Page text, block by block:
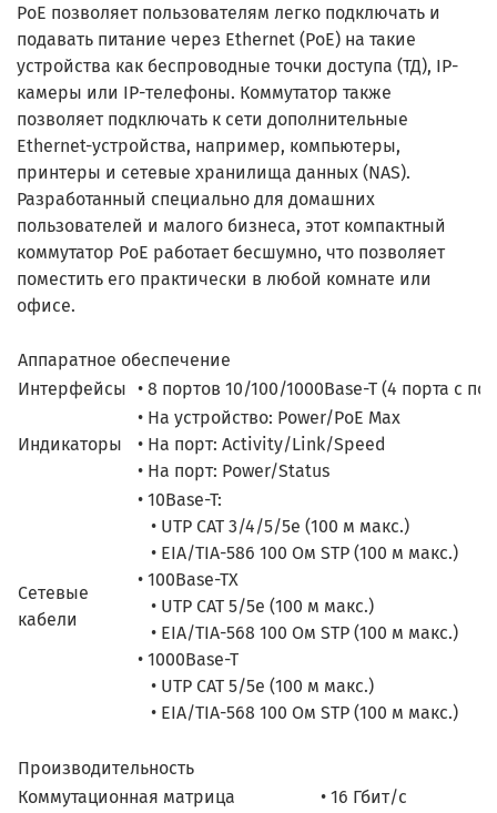
PoE позволяет пользователям легко подключать и
подавать питание через Ethernet (PoE) на такие
устройства как беспроводные точки доступа (ТД), IP-
камеры или IP-телефоны. Коммутатор также
позволяет подключать к сети дополнительные
Ethernet-устройства, например, компьютеры,
принтеры и сетевые хранилища данных (NAS).
Разработанный специально для домашних
пользователей и малого бизнеса, этот компактный
коммутатор РоЕ работает бесшумно, что позволяет
поместить его практически в любой комнате или
офисе.
Аппаратное обеспечение
Интерфейсы • 8 портов 10/100/1000Base-T (4 порта с
Индикаторы
• На устройство: Power/PoE Max
• На порт: Activity/Link/Speed
• На порт: Power/Status
Сетевые
кабели
• 10Base-T:
• UTP CAT 3/4/5/5e (100 м макс.)
• EIA/TIA-586 100 Ом STP (100 м макс.)
• 100Base-TX
• UTP CAT 5/5e (100 м макс.)
• EIA/TIA-568 100 Ом STP (100 м макс.)
• 1000Base-T
• UTP CAT 5/5e (100 м макс.)
• EIA/TIA-568 100 Ом STP (100 м макс.)
Производительность
Коммутационная матрица
• 16 Гбит/с